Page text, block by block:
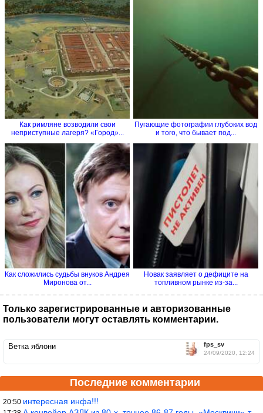
Как римляне возводили свои
неприступные лагеря? «Город»...
Пугающие фотографии глубоких вод
и того, что бывает под...
Как сложились судьбы внуков Андрея
Миронова от...
Новак заявляет о дефиците на
топливном рынке из-за...
Только зарегистрированные и авторизованные
пользователи могут оставлять комментарии.
fps_sv
24/09/2020, 12:24
Ветка яблони
Последние комментарии
20:50 интересная инфа!!!